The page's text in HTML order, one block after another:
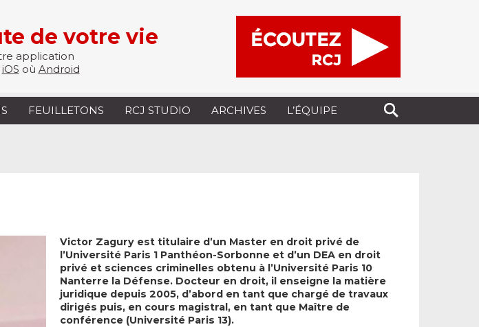
de votre vie
application
iOS où Android
FEUILLETONS RCJ STUDIO ARCHIVES L’ÉQUIPE
Victor Zagury est titulaire d’un Master en droit privé de
l’Université Paris 1 Panthéon-Sorbonne et d’un DEA en droit
privé et sciences criminelles obtenu à l’Université Paris 10
Nanterre la Défense. Docteur en droit, il enseigne la matière
juridique depuis 2005, d’abord en tant que chargé de travaux
dirigés puis, en cours magistral, en tant que Maître de
conférence (Université Paris 13).